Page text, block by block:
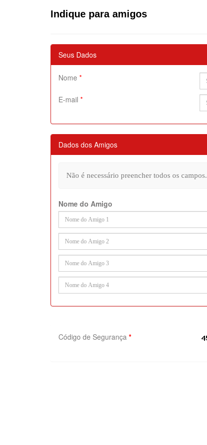
Indique para amigos
Seus Dados
Nome *
E-mail *
Dados dos Amigos
Não é necessário preencher todos os campos.
Nome do Amigo
Código de Segurança *